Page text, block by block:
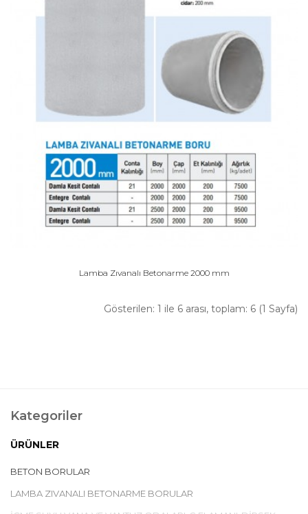
Lamba Zıvanalı Betonarme 2000 mm
Gösterilen: 1 ile 6 arası, toplam: 6 (1 Sayfa)
Kategoriler
ÜRÜNLER
BETON BORULAR
LAMBA ZIVANALI BETONARME BORULAR